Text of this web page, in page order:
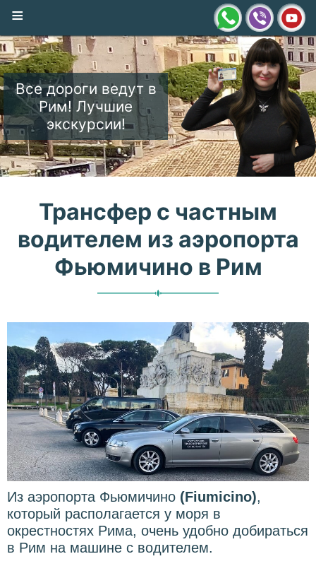
Все дороги ведут в
Рим! Лучшие
экскурсии!
≡
Трансфер с частным
водителем из аэропорта
Фьюмичино в Рим
Из аэропорта Фьюмичино (Fiumicino),
который располагается у моря в
окрестностях Рима, очень удобно добираться
в Рим на машине с водителем.